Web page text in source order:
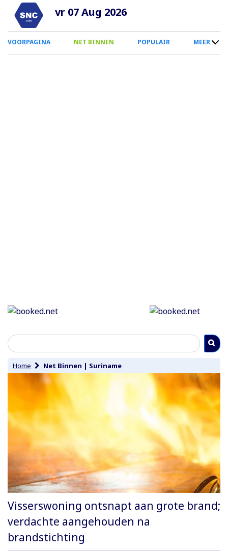
Overslaan
naar
inhoud
vr 07 Aug 2026
0
Smartphone
VOORPAGINA NET BINNEN POPULAIR MEER
Home Net Binnen | Suriname
Visserswoning ontsnapt aan grote brand;
verdachte aangehouden na
brandstichting